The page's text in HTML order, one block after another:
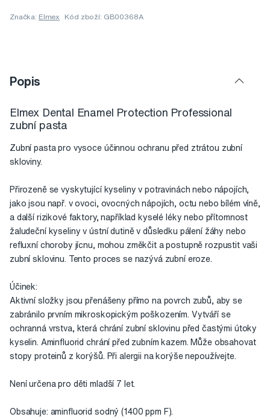
Značka: Elmex Kód zboží: GB00368A
Popis
Elmex Dental Enamel Protection Professional
zubní pasta
Zubní pasta pro vysoce účinnou ochranu před ztrátou zubní
skloviny.
Přirozeně se vyskytující kyseliny v potravinách nebo nápojích,
jako jsou např. v ovoci, ovocných nápojích, octu nebo bílém víně,
a další rizikové faktory, například kyselé léky nebo přítomnost
žaludeční kyseliny v ústní dutině v důsledku pálení žáhy nebo
refluxní choroby jícnu, mohou změkčit a postupně rozpustit vaši
zubní sklovinu. Tento proces se nazývá zubní eroze.
Účinek:
Aktivní složky jsou přenášeny přímo na povrch zubů, aby se
zabránilo prvním mikroskopickým poškozením. Vytváří se
ochranná vrstva, která chrání zubní sklovinu před častými útoky
kyselin. Aminfluorid chrání před zubním kazem. Může obsahovat
stopy proteinů z korýšů. Při alergii na korýše nepoužívejte.
Není určena pro děti mladší 7 let.
Obsahuje: aminfluorid sodný (1400 ppm F).